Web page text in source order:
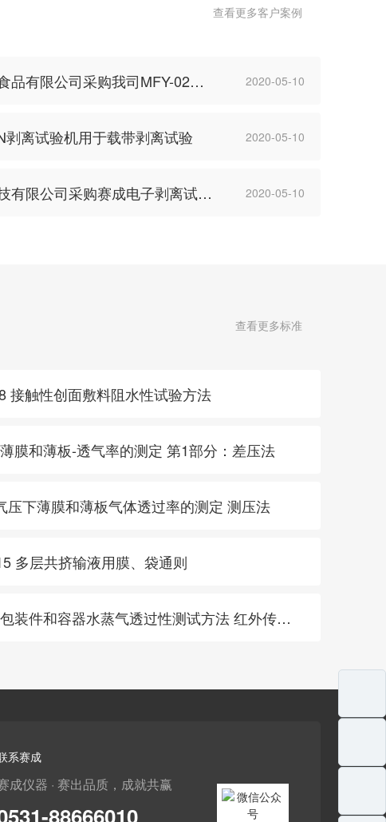
查看更多客户案例
· 新翔益海嘉里昆山食品有限公司采购我司MFY-02密封试验仪 2020-05-10
剥离试验机用于载带剥离试验 2020-05-10
· 山东百花神生物科技有限公司采购赛成电子剥离试验机和持粘性 2020-05-10
查看更多标准
接触性创面敷料阻水性试验方法
膜和薄板-透气率的测定 第1部分：差压法
压下薄膜和薄板气体透过率的测定 测压法
多层共挤输液用膜、袋通则
· GB/T 31355-2014 包装件和容器水蒸气透过性测试方法 红外传感器法
系赛成
成仪器 · 赛出品质，成就共赢
88666010